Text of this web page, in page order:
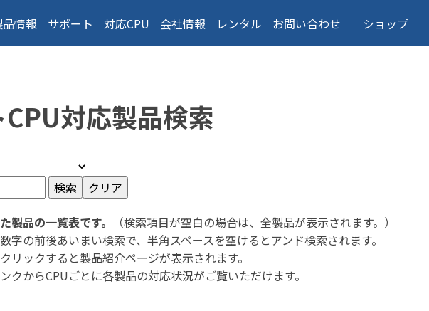
品情報 サポート 対応CPU 会社情報 レンタル お問い合わせ ショップ
対応製品検索
製品の一覧表です。
（検索項目が空白の場合は、全製品が表示されます。）
字の前後あいまい検索で、半角スペースを空けるとアンド検索されます。
リックすると製品紹介ページが表示されます。
クからCPUごとに各製品の対応状況がご覧いただけます。